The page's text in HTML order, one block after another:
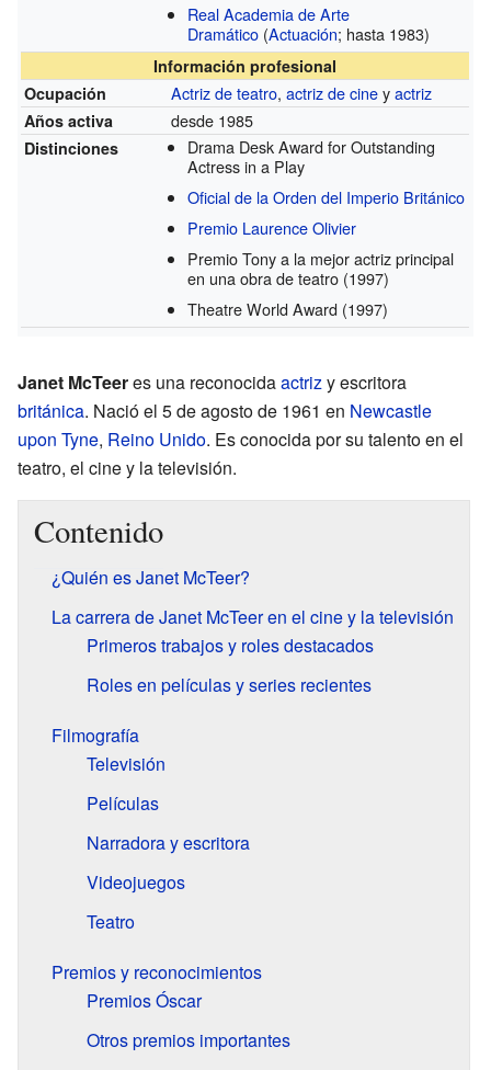
Real Academia de Arte
Dramático (Actuación; hasta 1983)
Información profesional
Ocupación
Actriz de teatro,actriz de cineyactriz
Años activa desde 1985
Distinciones
Drama Desk Award for Outstanding
Actress in a Play
Oficial de la Orden del Imperio Británico
Premio Laurence Olivier
Premio Tony a la mejor actriz principal
en una obra de teatro (1997)
Theatre World Award (1997)
Janet McTeeres una reconocidaactrizy escritora
británica. Nació el 5 de agosto de 1961 en Newcastle
upon Tyne, Reino Unido. Es conocida por su talento en el
teatro, el cine y la televisión.
Contenido
¿Quién es Janet McTeer?
La carrera de Janet McTeer en el cine y la televisión
Primeros trabajos y roles destacados
Roles en películas y series recientes
Filmografía
Televisión
Películas
Narradora y escritora
Videojuegos
Teatro
Premios y reconocimientos
Premios Óscar
Otros premios importantes